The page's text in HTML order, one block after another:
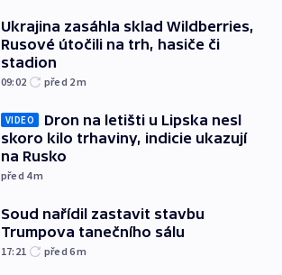
Ukrajina zasáhla sklad Wildberries,
Rusové útočili na trh, hasiče či
stadion
09:02 před 2m
VIDEO
Dron na letišti u Lipska nesl
skoro kilo trhaviny, indicie ukazují
na Rusko
před 4m
Soud nařídil zastavit stavbu
Trumpova tanečního sálu
17:21 před 6m